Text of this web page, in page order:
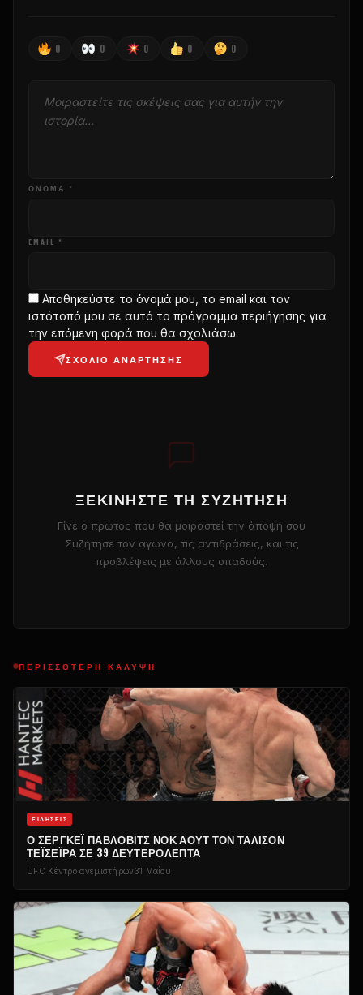
0 0 0 0 0
ΌΝΟΜΑ *
EMAIL *
Αποθηκεύστε το όνομά μου, το email και τον
ιστότοπό μου σε αυτό το πρόγραμμα περιήγησης για
την επόμενη φορά που θα σχολιάσω.
ΣΧΌΛΙΟ ΑΝΆΡΤΗΣΗΣ
ΞΕΚΙΝΉΣΤΕ ΤΗ ΣΥΖΉΤΗΣΗ
Γίνε ο πρώτος που θα μοιραστεί την άποψή σου
Συζήτησε τον αγώνα, τις αντιδράσεις, και τις
προβλέψεις με άλλους οπαδούς.
ΠΕΡΙΣΣΌΤΕΡΗ ΚΆΛΥΨΗ
ΕΙΔΉΣΕΙΣ
Ο ΣΕΡΓΚΈΙ ΠΆΒΛΟΒΙΤΣ ΝΟΚ ΆΟΥΤ ΤΟΝ ΤΆΛΙΣΟΝ
ΤΕΪΣΈΙΡΑ ΣΕ 39 ΔΕΥΤΕΡΌΛΕΠΤΑ
UFC Κέντρο ανεμιστήρων31 Μαΐου